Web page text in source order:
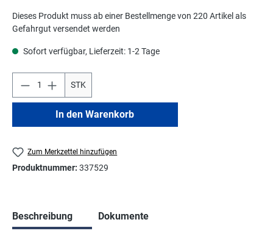
Dieses Produkt muss ab einer Bestellmenge von 220 Artikel als
Gefahrgut versendet werden
Sofort verfügbar, Lieferzeit: 1-2 Tage
STK
In den Warenkorb
Zum Merkzettel hinzufügen
Produktnummer: 337529
Beschreibung Dokumente